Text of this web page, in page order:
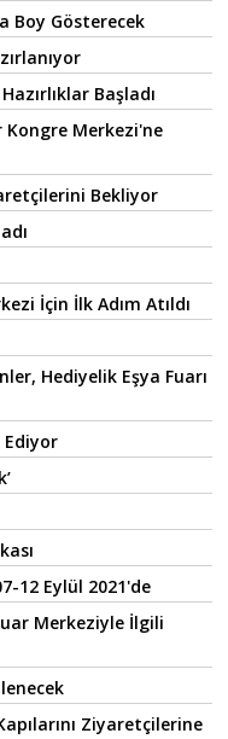
Boy Gösterecek
Başladı
Kongre Merkezi'ne
Bekliyor
İçin İlk Adım Atıldı
Hediyelik Eşya Fuarı
Ediyor
12 Eylül 2021'de
Merkeziyle İlgili
Ziyaretçilerine